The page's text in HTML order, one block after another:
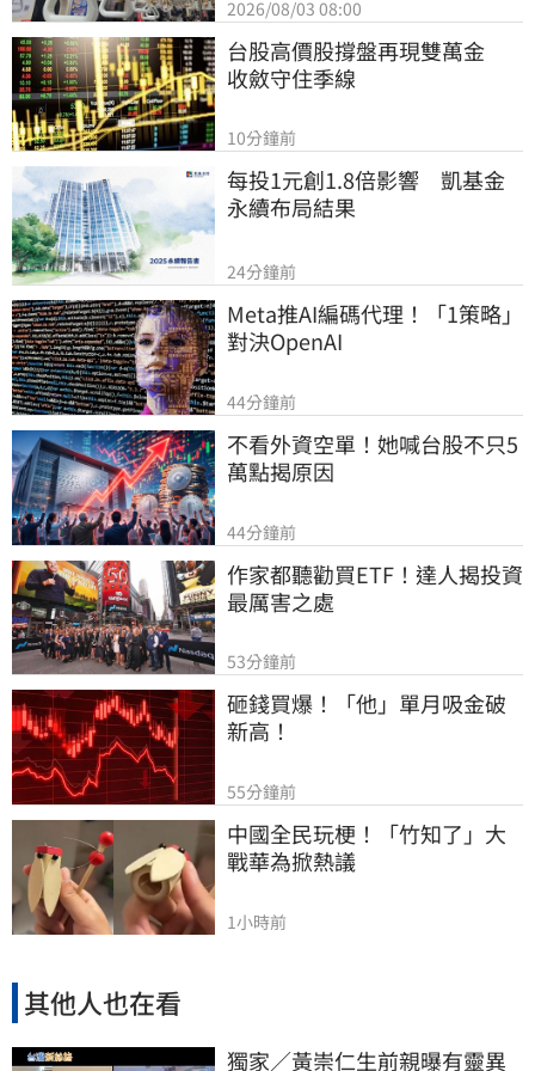
2026/08/03 08:00
台股高價股撐盤再現雙萬金
收斂守住季線
10分鐘前
每投1元創1.8倍影響　凱基金
永續布局結果
24分鐘前
Meta推AI編碼代理！「1策略」
對決OpenAI
44分鐘前
不看外資空單！她喊台股不只5
萬點揭原因
44分鐘前
作家都聽勸買ETF！達人揭投資
最厲害之處
53分鐘前
砸錢買爆！「他」單月吸金破
新高！
55分鐘前
中國全民玩梗！「竹知了」大
戰華為掀熱議
1小時前
其他人也在看
獨家／黃崇仁生前親曝有靈異